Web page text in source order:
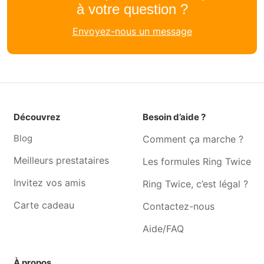
Couturière Ollignies
Couturière Petit-Enghien
Couturière Le roeulx
Couturière Nimy
à votre question ?
Envoyez-nous un message
Découvrez
Blog
Meilleurs prestataires
Invitez vos amis
Carte cadeau
Besoin d’aide ?
Comment ça marche ?
Les formules Ring Twice
Ring Twice, c’est légal ?
Contactez-nous
Aide/FAQ